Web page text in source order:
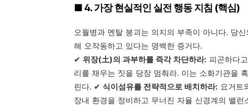
■ 4. 가장 현실적인 실전 행동 지침 (핵심)
오월병과 멘탈 붕괴는 의지의 부족이 아니다. 당
해 오작동하고 있다는 명백한 증거다.
✔ 위장(土)의 과부하를 즉각 차단하라: 피곤하다
리를 채우는 짓을 당장 멈춰라. 이는 소화기관을
린다. ✔ 식이섬유를 전략적으로 배치하라: 요거트
장내 환경을 정비하고 무너진 자율 신경계의 밸